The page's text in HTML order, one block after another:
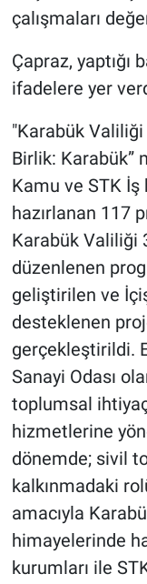
çalışmaları
Çapraz, yaptığı
ifadelere yer
"Karabük
Birlik: Karabük”
Kamu ve STK
hazırlanan 117
Karabük Valiliği
düzenlenen
geliştirilen ve
desteklenen
gerçekleştirildi.
Sanayi Odası
toplumsal
hizmetlerine
dönemde; sivil
kalkınmadaki
amacıyla
himayelerinde
kurumları ile